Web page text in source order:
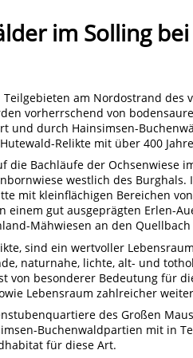
im Solling
am Nordostrand des
vorherrschend von
und durch Hainsimsen-
Relikte mit über 400
die Bachläufe der Ochsenwiese
westlich des Burghals.
mit kleinflächigen Bereichen
einem gut ausgeprägten Erlen-
Mähwiesen an den Quellbach
sind ein wertvoller
naturnahe, lichte, alt- und
von besonderer Bedeutung für
Lebensraum zahlreicher
des Großen
Buchenwaldpartien mit in
für diese Art.